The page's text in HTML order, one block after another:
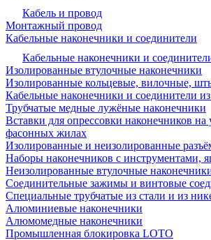
Кабель и провод
Монтажный провод
Кабельные наконечники и соединители
Кабельные наконечники и
Изолированные втулочные наконечники
Изолированные кольцевые, вилочные,
Кабельные наконечники и соединители
Трубчатые медные лужёные наконечники
Вставки для опрессовки наконечников
фасонных жилах
Изолированные и неизолированные
Наборы наконечников с инструментами,
Неизолированные втулочные
Соединительные зажимы и винтовые
Специальные трубчатые из стали и из
Алюминиевые наконечники
Алюмомедные наконечники
Промышленная блокировка LOTO